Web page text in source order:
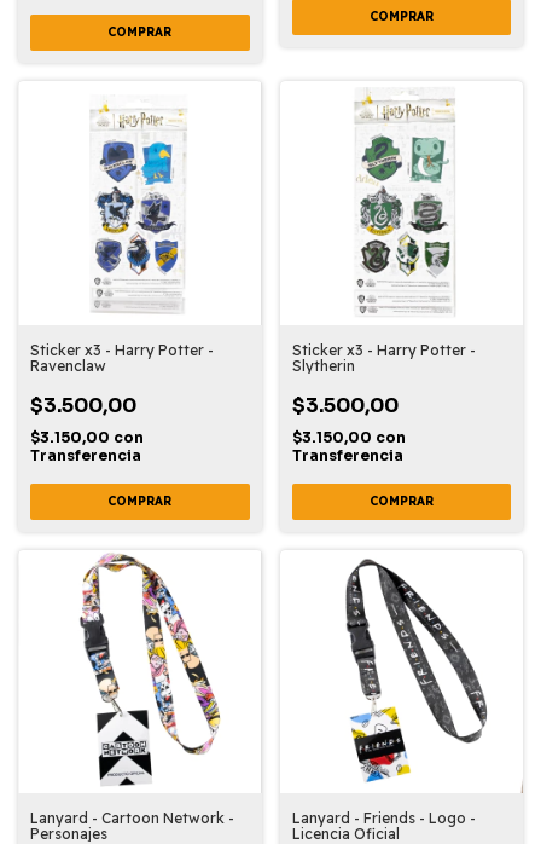
Sticker x3 - Harry Potter -
Ravenclaw
$3.500,00
$3.150,00 con
Transferencia
Sticker x3 - Harry Potter -
Slytherin
$3.500,00
$3.150,00 con
Transferencia
Lanyard - Cartoon Network -
Personajes
Lanyard - Friends - Logo -
Licencia Oficial